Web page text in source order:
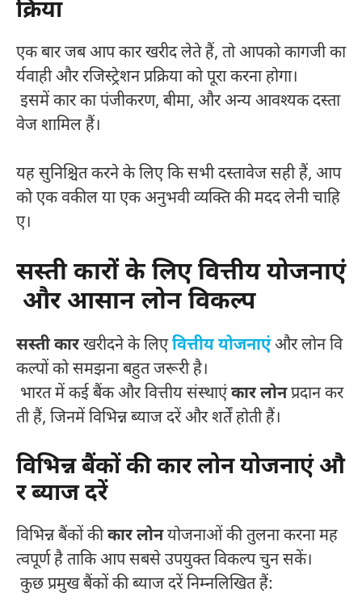
क्रिया
एक बार जब आप कार खरीद लेते हैं, तो आपको कागजी का
र्यवाही और रजिस्ट्रेशन प्रक्रिया को पूरा करना होगा।
इसमें कार का पंजीकरण, बीमा, और अन्य आवश्यक दस्ता
वेज शामिल हैं।
यह सुनिश्चित करने के लिए कि सभी दस्तावेज सही हैं, आप
को एक वकील या एक अनुभवी व्यक्ति की मदद लेनी चाहि
ए।
सस्ती कारों के लिए वित्तीय योजनाएं
और आसान लोन विकल्प
सस्ती कारखरीदने के लिएवित्तीय योजनाएंऔर लोन वि
कल्पों को समझना बहुत जरूरी है।
भारत में कई बैंक और वित्तीय संस्थाएंकार लोनप्रदान कर
ती हैं, जिनमें विभिन्न ब्याज दरें और शर्तें होती हैं।
विभिन्न बैंकों की कार लोन योजनाएं औ
र ब्याज दरें
विभिन्न बैंकों कीकार लोनयोजनाओं की तुलना करना मह
त्वपूर्ण है ताकि आप सबसे उपयुक्त विकल्प चुन सकें।
कुछ प्रमुख बैंकों की ब्याज दरें निम्नलिखित हैं: